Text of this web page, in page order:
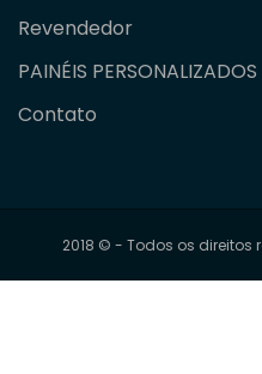
Revendedor
PAINÉIS PERSONALIZADOS
Contato
2018 © - Todos os direitos